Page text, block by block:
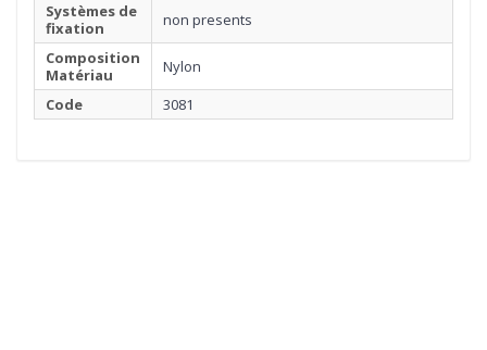
Systèmes de
fixation
non presents
Composition
Matériau
Nylon
Code
3081